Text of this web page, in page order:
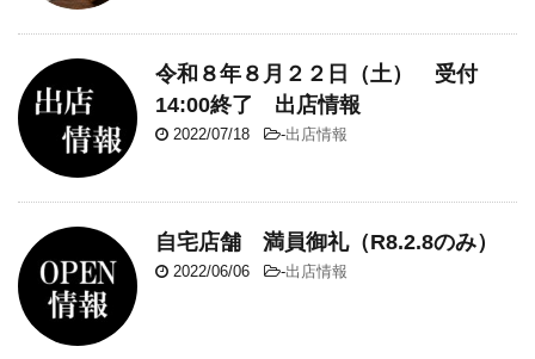
令和８年８月２２日（土） 受付
14:00終了 出店情報
2022/07/18 -出店情報
自宅店舗 満員御礼（R8.2.8のみ）
2022/06/06 -出店情報